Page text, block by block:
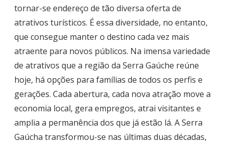
tornar-se endereço de tão diversa oferta de
atrativos turísticos. É essa diversidade, no entanto,
que consegue manter o destino cada vez mais
atraente para novos públicos. Na imensa variedade
de atrativos que a região da Serra Gaúche reúne
hoje, há opções para famílias de todos os perfis e
gerações. Cada abertura, cada nova atração move a
economia local, gera empregos, atrai visitantes e
amplia a permanência dos que já estão lá. A Serra
Gaúcha transformou-se nas últimas duas décadas,